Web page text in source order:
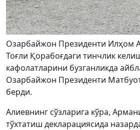
Озарбайжон Президенти Илҳом
Тоғли Қорабоғдаги тинчлик
кафолатларини бузганликда
Озарбайжон Президенти
берди.
Алиевнинг сўзларига кўра,
тўхтатиш декларациясида